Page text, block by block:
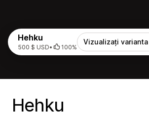
Hehku
500 $ USD• 100%
Vizualizați
Hehku